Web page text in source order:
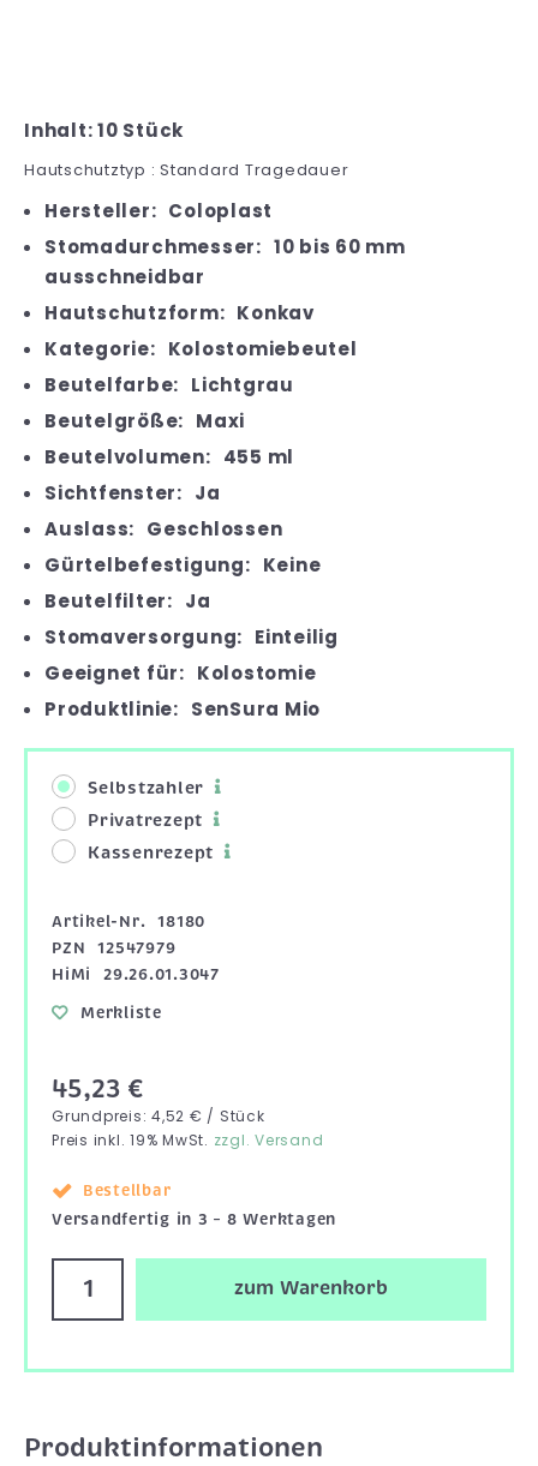
Inhalt: 10 Stück
Hautschutztyp : Standard Tragedauer
Hersteller: Coloplast
Stomadurchmesser: 10 bis 60 mm
ausschneidbar
Hautschutzform: Konkav
Kategorie: Kolostomiebeutel
Beutelfarbe: Lichtgrau
Beutelgröße: Maxi
Beutelvolumen: 455 ml
Sichtfenster: Ja
Auslass: Geschlossen
Gürtelbefestigung: Keine
Beutelfilter: Ja
Stomaversorgung: Einteilig
Geeignet für: Kolostomie
Produktlinie: SenSura Mio
Selbstzahler
Privatrezept
Kassenrezept
Artikel-Nr.
18180
PZN
12547979
HiMi
29.26.01.3047
Merkliste
45,23 €
Grundpreis: 4,52 € / Stück
Preis inkl. 19% MwSt. zzgl. Versand
Bestellbar
Versandfertig in 3 – 8 Werktagen
zum Warenkorb
Produktinformationen